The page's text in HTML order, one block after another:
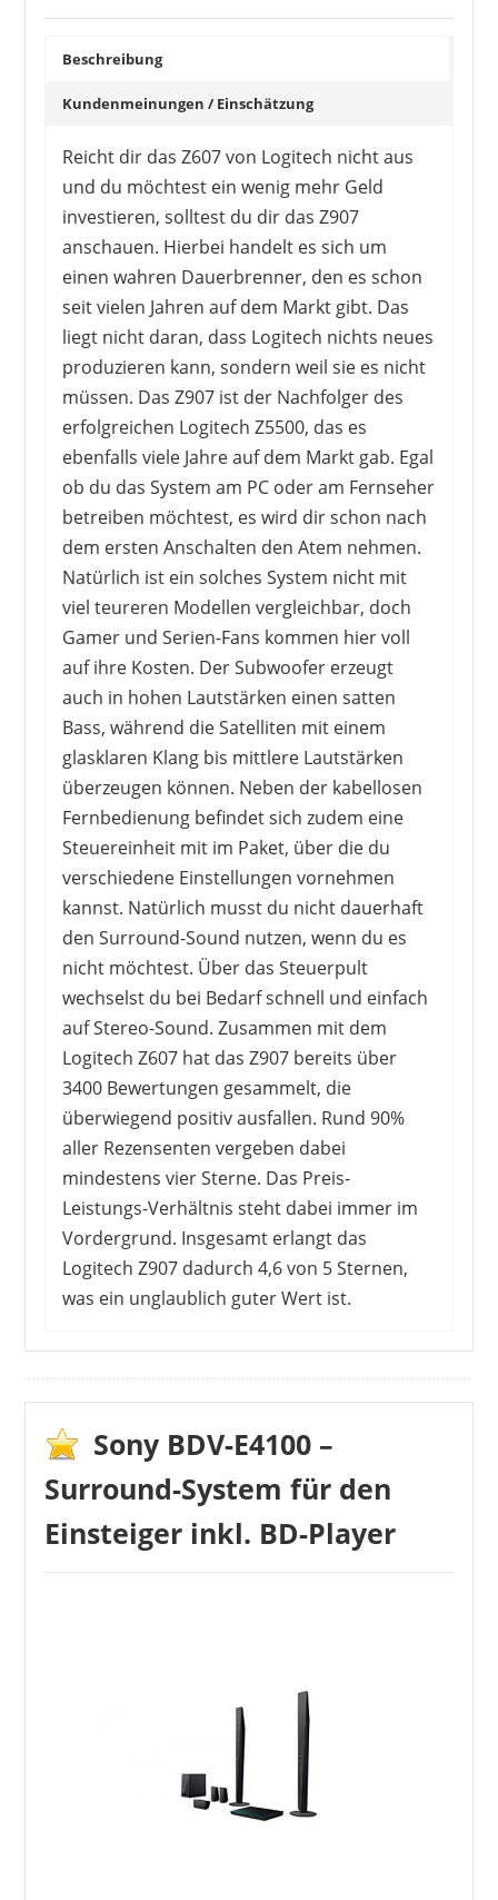
Beschreibung
Kundenmeinungen / Einschätzung
Reicht dir das Z607 von Logitech nicht aus
und du möchtest ein wenig mehr Geld
investieren, solltest du dir das Z907
anschauen. Hierbei handelt es sich um
einen wahren Dauerbrenner, den es schon
seit vielen Jahren auf dem Markt gibt. Das
liegt nicht daran, dass Logitech nichts neues
produzieren kann, sondern weil sie es nicht
müssen. Das Z907 ist der Nachfolger des
erfolgreichen Logitech Z5500, das es
ebenfalls viele Jahre auf dem Markt gab. Egal
ob du das System am PC oder am Fernseher
betreiben möchtest, es wird dir schon nach
dem ersten Anschalten den Atem nehmen.
Natürlich ist ein solches System nicht mit
viel teureren Modellen vergleichbar, doch
Gamer und Serien-Fans kommen hier voll
auf ihre Kosten. Der Subwoofer erzeugt
auch in hohen Lautstärken einen satten
Bass, während die Satelliten mit einem
glasklaren Klang bis mittlere Lautstärken
überzeugen können. Neben der kabellosen
Fernbedienung befindet sich zudem eine
Steuereinheit mit im Paket, über die du
verschiedene Einstellungen vornehmen
kannst. Natürlich musst du nicht dauerhaft
den Surround-Sound nutzen, wenn du es
nicht möchtest. Über das Steuerpult
wechselst du bei Bedarf schnell und einfach
auf Stereo-Sound. Zusammen mit dem
Logitech Z607 hat das Z907 bereits über
3400 Bewertungen gesammelt, die
überwiegend positiv ausfallen. Rund 90%
aller Rezensenten vergeben dabei
mindestens vier Sterne. Das Preis-
Leistungs-Verhältnis steht dabei immer im
Vordergrund. Insgesamt erlangt das
Logitech Z907 dadurch 4,6 von 5 Sternen,
was ein unglaublich guter Wert ist.
Sony BDV-E4100 –
Surround-System für den
Einsteiger inkl. BD-Player